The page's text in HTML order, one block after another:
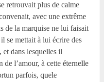
retrouvait plus de calme
avec une extrême
de la marquise ne lui faisait
se mettait à lui écrire des
et dans lesquelles il
l’amour, à cette éternelle
parfois, quele